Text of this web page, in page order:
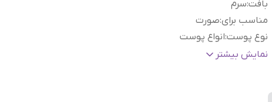
بافت:سرم
مناسب برای:صورت
نوع پوست:انواع پوست
ساخت : کره جنوبی
نمایش بیشتر